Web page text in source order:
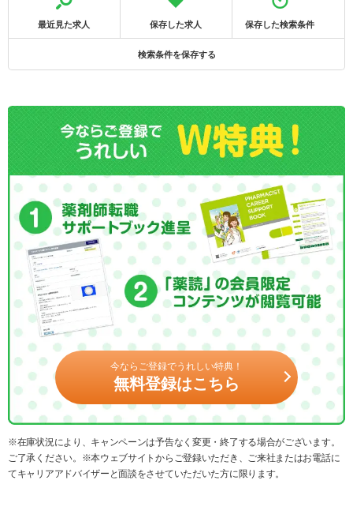
最近見た求人 保存した求人 保存した検索条件
検索条件を保存する
今ならご登録でうれしい特典！
無料登録はこちら
※在庫状況により、キャンペーンは予告なく変更・終了する場合がございます。
ご了承ください。※本ウェブサイトからご登録いただき、ご来社またはお電話に
てキャリアアドバイザーと面談をさせていただいた方に限ります。